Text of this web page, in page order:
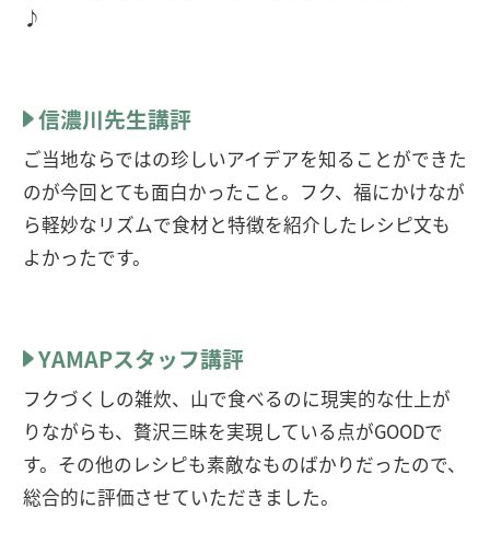
♪
信濃川先生講評
ご当地ならではの珍しいアイデアを知ることができた
のが今回とても面白かったこと。フク、福にかけなが
ら軽妙なリズムで食材と特徴を紹介したレシピ文も
よかったです。
YAMAPスタッフ講評
フクづくしの雑炊、山で食べるのに現実的な仕上が
りながらも、贅沢三昧を実現している点がGOODで
す。その他のレシピも素敵なものばかりだったので、
総合的に評価させていただきました。